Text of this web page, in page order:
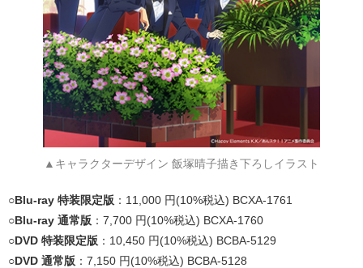
▲キャラクターデザイン 飯塚晴子描き下ろしイラスト
○Blu-ray 特装限定版 ：11,000 円(10%税込) BCXA-1761
○Blu-ray 通常版 ：7,700 円(10%税込) BCXA-1760
○DVD 特装限定版 ：10,450 円(10%税込) BCBA-5129
○DVD 通常版 ：7,150 円(10%税込) BCBA-5128